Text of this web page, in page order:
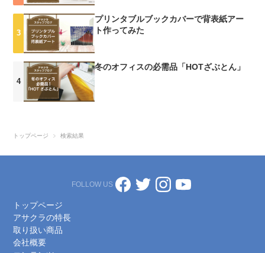
がある・しなやかで柔らかい手触り・表面は均一でなめらか 【ポリ
エステル不織布】ポリエステルでできた不織布・吸水性がある・柔ら
かいが、少しパリッとした手触り・表面は均一でなめらか そして、
不織布と相性の良い画材、相性が悪い画材など調べるべく実際に描い
てみた結果！！！ ざっとこんな感じです不織布によって描き心地や
見え方も全然違います！描いた感じをそれぞれじっくり見てみましょ
う〜スプリトプ、ユニセル、ケミカルボンド、この３つで共通してい
るのは吸水性が無い事です水彩絵の具は３つとも描いている際に水を
ロピレン不織布）】・表面が凸凹しているため、どの画材でもうまく
凸凹に画材が入らないため、どうしてもエンボスの柄が出てきてしま
鉛筆や、ペン類はにじむことがなく、きれいに描ける・色鉛筆やクー
ピーなどの油性画材で描くと不織布の繊維が少し目立ってムラができ
る。厚塗りをすれば特に目立たない・水彩絵の具は水が通りぬけてし
まうため、描きづらいが、乾いた後の濃淡が面白い 【ケミカルボン
プリンタブルブックカバーで背表紙アー
ト作ってみた
冬のオフィスの必需品「HOTざぶとん」
トップページ 検索結果
FOLLOW US
トップページ
アサクラの特長
取り扱い商品
会社概要